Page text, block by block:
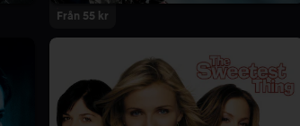
Från 55 kr